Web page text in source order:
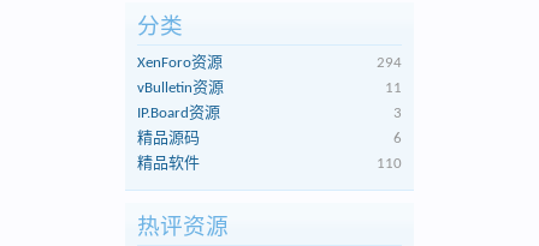
分类
XenForo资源
294
vBulletin资源
11
IP.Board资源
3
精品源码
6
精品软件
110
热评资源